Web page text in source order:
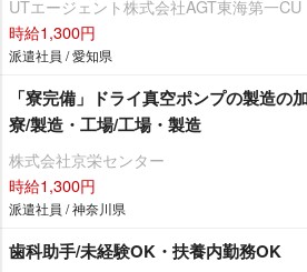
UTエージェント株式会社AGT東海第一CU
時給1,300円
派遣社員 / 愛知県
「寮完備」ドライ真空ポンプの製造の
寮/製造・工場/工場・製造
株式会社京栄センター
時給1,300円
派遣社員 / 神奈川県
歯科助手/未経験OK・扶養内勤務OK